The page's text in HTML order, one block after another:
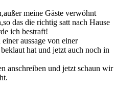
meine Gäste verwöhnt
das die richtig satt nach Hause
ich bestraft!
aussage von einer
hat und jetzt auch noch in
anschreiben und jetzt schaun wir